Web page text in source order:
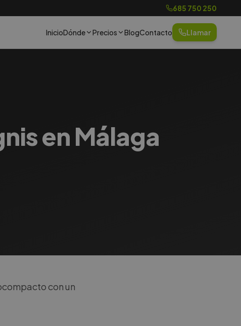
685 750 250
InicioDónde Precios BlogContacto Llamar
en Málaga
con un